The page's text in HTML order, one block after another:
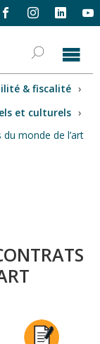
& fiscalité ›
et culturels ›
monde de l’art